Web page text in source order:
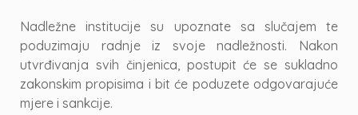
Nadležne institucije su upoznate sa slučajem te
poduzimaju radnje iz svoje nadležnosti. Nakon
utvrđivanja svih činjenica, postupit će se sukladno
zakonskim propisima i bit će poduzete odgovarajuće
mjere i sankcije.